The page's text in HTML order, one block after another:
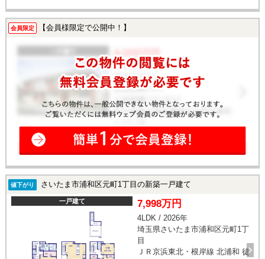
会員限定 【会員様限定で公開中！】
値下がり さいたま市浦和区元町1丁目の新築一戸建て
一戸建て 7,998万円
4LDK / 2026年
埼玉県さいたま市浦和区元町1丁
目
ＪＲ京浜東北・根岸線 北浦和 徒